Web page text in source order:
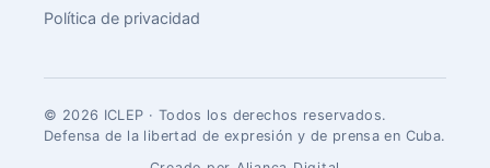
Política de privacidad
© 2026 ICLEP · Todos los derechos reservados.
Defensa de la libertad de expresión y de prensa en Cuba.